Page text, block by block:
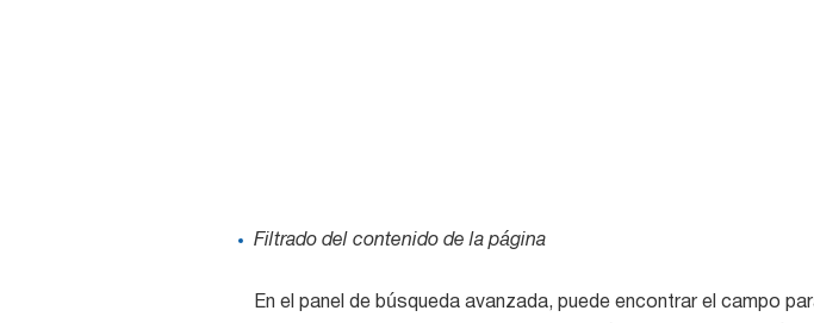
Filtrado del contenido de la página
En el panel de búsqueda avanzada, puede encontrar el campo